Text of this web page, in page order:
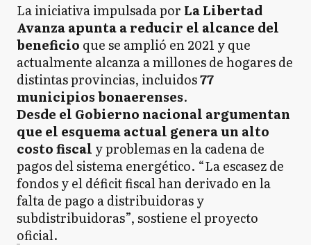
La iniciativa impulsada por La Libertad
Avanza apunta a reducir el alcance del
beneficio que se amplió en 2021 y que
actualmente alcanza a millones de hogares de
distintas provincias, incluidos77
municipios bonaerenses.
Desde el Gobierno nacional argumentan
que el esquema actual genera un alto
costo fiscal y problemas en la cadena de
pagos del sistema energético. “La escasez de
fondos y el déficit fiscal han derivado en la
falta de pago a distribuidoras y
subdistribuidoras”, sostiene el proyecto
oficial.